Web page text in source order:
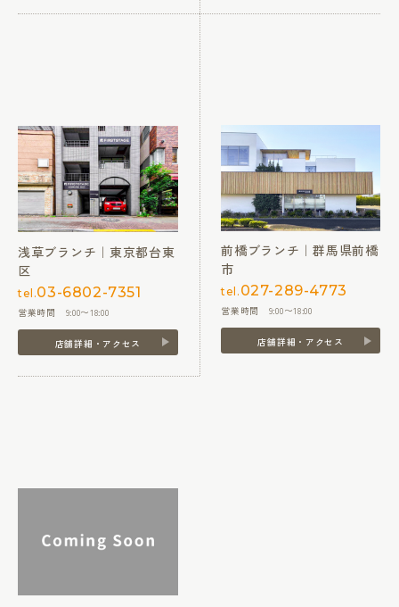
浅草ブランチ｜東京都台東
区
tel.03-6802-7351
営業時間 9:00〜18:00
店舗詳細・アクセス
前橋ブランチ｜群馬県前橋
市
tel. 027-289-4773
営業時間 9:00〜18:00
店舗詳細・アクセス